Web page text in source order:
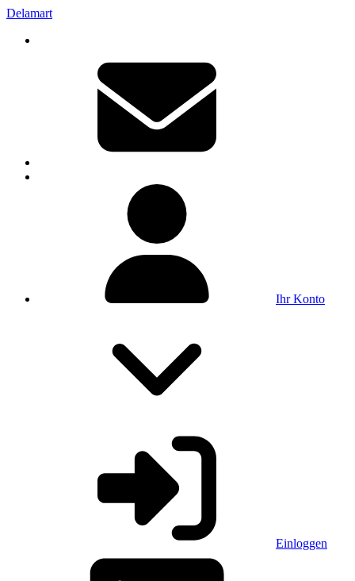
Delamart
Ihr Konto
Einloggen